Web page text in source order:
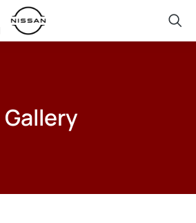
Gallery